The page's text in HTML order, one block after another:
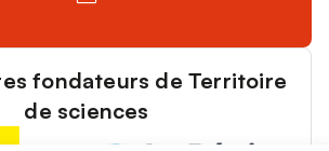
fondateurs de Territoire
de sciences